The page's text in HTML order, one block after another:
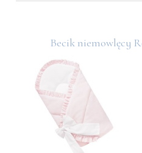
Becik niemowlęcy